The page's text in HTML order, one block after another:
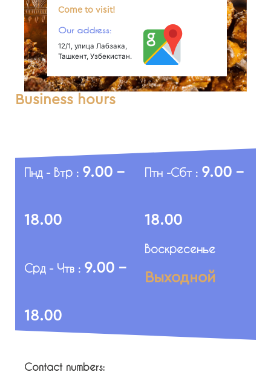
Come to visit!
Our address:
12/1, улица Лабзака,
Ташкент, Узбекистан.
Business hours
Пнд - Втр : 9.00 -
18.00
Срд - Чтв : 9.00 -
18.00
Птн -Сбт : 9.00 -
18.00
Воскресенье
Выходной
Contact numbers: